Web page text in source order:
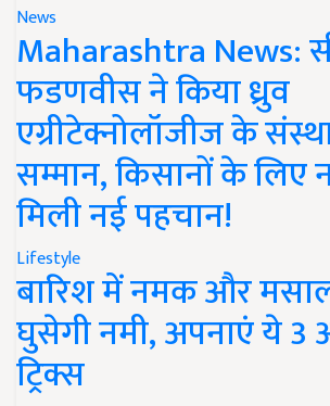
News
Maharashtra News:
फडणवीस ने किया ध्रुव
एग्रीटेक्नोलॉजीज के
सम्मान, किसानों के लिए
मिली नई पहचान!
Lifestyle
बारिश में नमक और
घुसेगी नमी, अपनाएं ये 3
ट्रिक्स